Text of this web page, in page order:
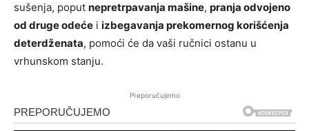
sušenja, poput nepretrpavanja mašine, pranja odvojeno
od druge odeće i izbegavanja prekomernog korišćenja
deterdženata, pomoći će da vaši ručnici ostanu u
vrhunskom stanju.
Preporučujemo